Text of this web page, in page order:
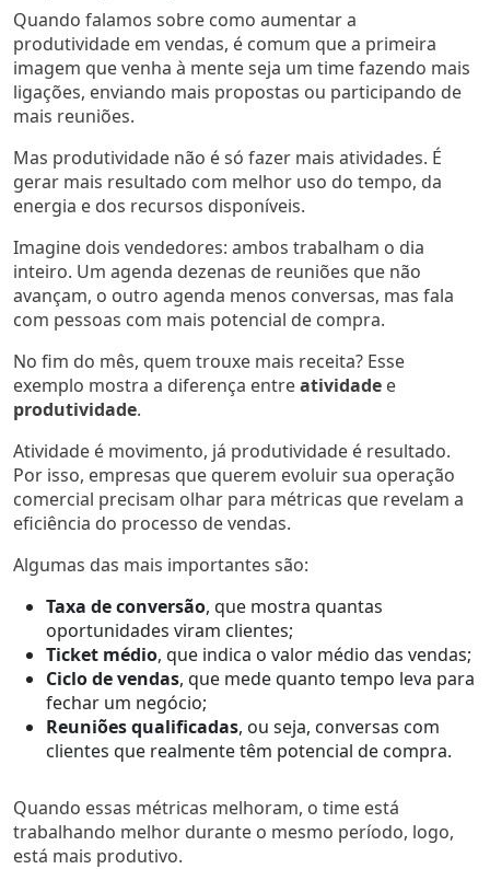
Quando falamos sobre como aumentar a
produtividade em vendas, é comum que a primeira
imagem que venha à mente seja um time fazendo mais
ligações, enviando mais propostas ou participando de
mais reuniões.
Mas produtividade não é só fazer mais atividades. É
gerar mais resultado com melhor uso do tempo, da
energia e dos recursos disponíveis.
Imagine dois vendedores: ambos trabalham o dia
inteiro. Um agenda dezenas de reuniões que não
avançam, o outro agenda menos conversas, mas fala
com pessoas com mais potencial de compra.
No fim do mês, quem trouxe mais receita? Esse
exemplo mostra a diferença entreatividade e
produtividade.
Atividade é movimento, já produtividade é resultado.
Por isso, empresas que querem evoluir sua operação
comercial precisam olhar para métricas que revelam a
eficiência do processo de vendas.
Algumas das mais importantes são:
Taxa de conversão, que mostra quantas
oportunidades viram clientes;
Ticket médio, que indica o valor médio das vendas;
Ciclo de vendas, que mede quanto tempo leva para
fechar um negócio;
Reuniões qualificadas, ou seja, conversas com
clientes que realmente têm potencial de compra.
Quando essas métricas melhoram, o time está
trabalhando melhor durante o mesmo período, logo,
está mais produtivo.